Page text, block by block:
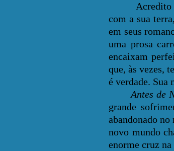
Acredito que
com a sua
em seus
uma prosa
encaixam
que, às vezes,
é verdade. Sua
Antes de
grande
abandonado
novo mundo
enorme cruz